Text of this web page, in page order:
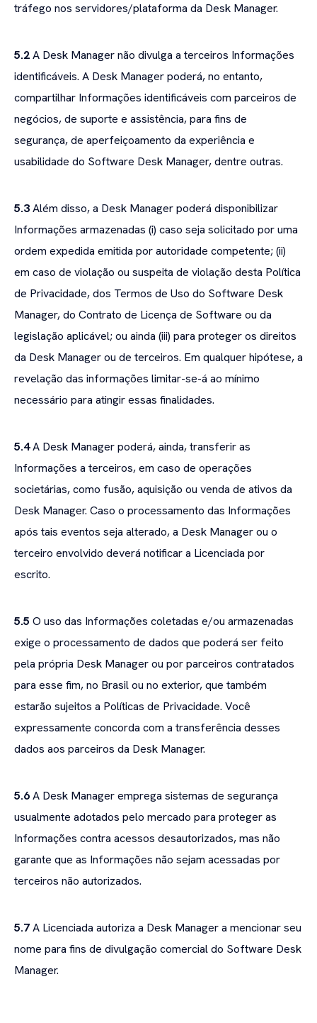
tráfego nos servidores/plataforma da Desk Manager.
5.2A Desk Manager não divulga a terceiros Informações
identificáveis. A Desk Manager poderá, no entanto,
compartilhar Informações identificáveis com parceiros de
negócios, de suporte e assistência, para fins de
segurança, de aperfeiçoamento da experiência e
usabilidade do Software Desk Manager, dentre outras.
5.3Além disso, a Desk Manager poderá disponibilizar
Informações armazenadas (i) caso seja solicitado por uma
ordem expedida emitida por autoridade competente; (ii)
em caso de violação ou suspeita de violação desta Política
de Privacidade, dos Termos de Uso do Software Desk
Manager, do Contrato de Licença de Software ou da
legislação aplicável; ou ainda (iii) para proteger os direitos
da Desk Manager ou de terceiros. Em qualquer hipótese, a
revelação das informações limitar-se-á ao mínimo
necessário para atingir essas finalidades.
5.4A Desk Manager poderá, ainda, transferir as
Informações a terceiros, em caso de operações
societárias, como fusão, aquisição ou venda de ativos da
Desk Manager. Caso o processamento das Informações
após tais eventos seja alterado, a Desk Manager ou o
terceiro envolvido deverá notificar a Licenciada por
escrito.
5.5 O uso das Informações coletadas e/ou armazenadas
exige o processamento de dados que poderá ser feito
pela própria Desk Manager ou por parceiros contratados
para esse fim, no Brasil ou no exterior, que também
estarão sujeitos a Políticas de Privacidade. Você
expressamente concorda com a transferência desses
dados aos parceiros da Desk Manager.
5.6A Desk Manager emprega sistemas de segurança
usualmente adotados pelo mercado para proteger as
Informações contra acessos desautorizados, mas não
garante que as Informações não sejam acessadas por
terceiros não autorizados.
5.7A Licenciada autoriza a Desk Manager a mencionar seu
nome para fins de divulgação comercial do Software Desk
Manager.